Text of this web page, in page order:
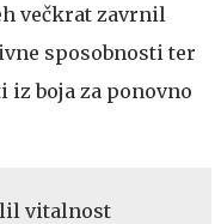
večkrat zavrnil
sposobnosti ter
iz boja za ponovno
vitalnost